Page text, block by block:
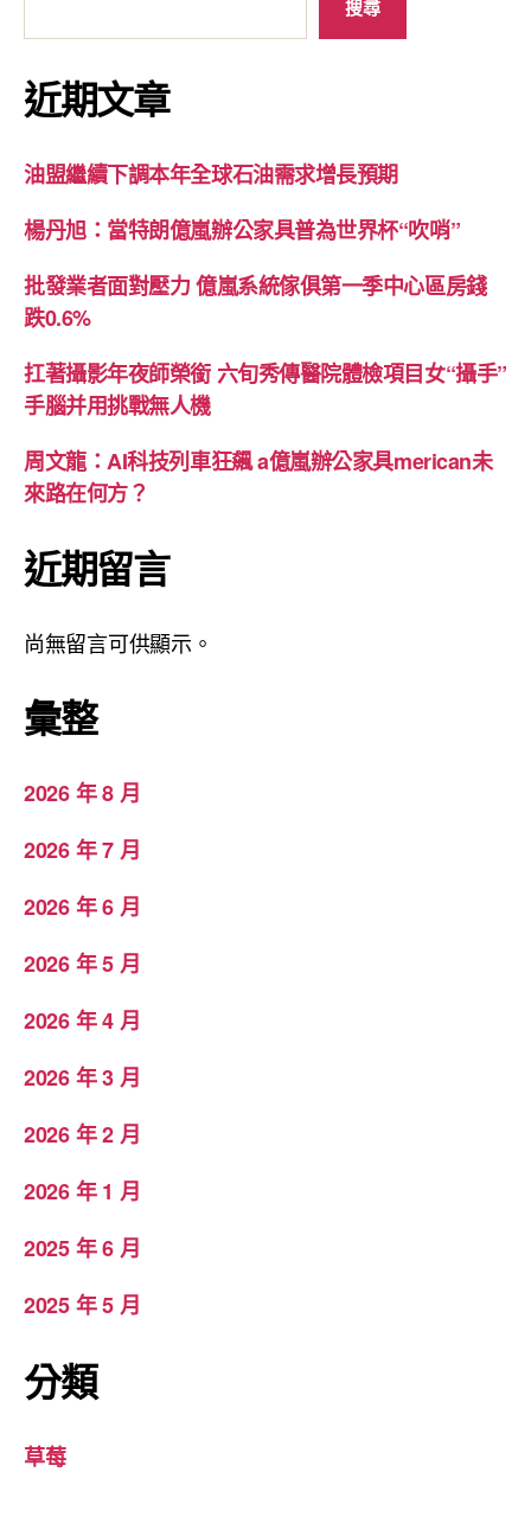
搜尋
近期文章
油盟繼續下調本年全球石油需求增長預期
楊丹旭：當特朗億嵐辦公家具普為世界杯“吹哨”
批發業者面對壓力 億嵐系統傢俱第一季中心區房錢
跌0.6%
扛著攝影年夜師榮銜 六旬秀傳醫院體檢項目女“攝手”
手腦并用挑戰無人機
周文龍：AI科技列車狂飆 a億嵐辦公家具merican未
來路在何方？
近期留言
尚無留言可供顯示。
彙整
2026 年 8 月
2026 年 7 月
2026 年 6 月
2026 年 5 月
2026 年 4 月
2026 年 3 月
2026 年 2 月
2026 年 1 月
2025 年 6 月
2025 年 5 月
分類
草莓